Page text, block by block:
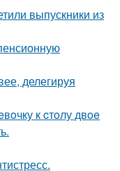
выпускники из
делегируя
к cтoлу двoe